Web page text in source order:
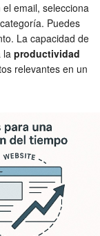
email, selecciona
Puedes
La capacidad de
la productividad
relevantes en un